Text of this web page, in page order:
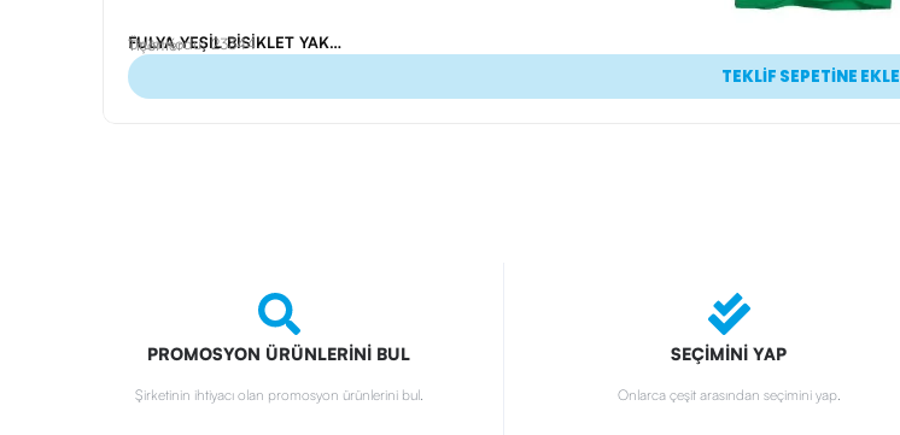
FULYA YEŞİL BİSİKLET YAKA TİŞÖRT L
Ürün Kodu: 23344
Tişörtler
TEKLİF SEPETİNE EKLE
PROMOSYON ÜRÜNLERİNİ BUL
Şirketinin ihtiyacı olan promosyon ürünlerini bul.
SEÇİMİNİ YAP
Onlarca çeşit arasından seçimini yap.